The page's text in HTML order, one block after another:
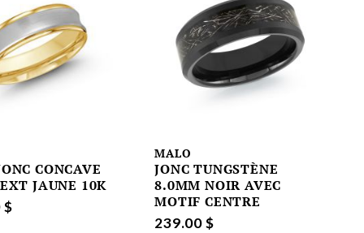
CONCAVE
JAUNE 10K
$
MALO
JONC TUNGSTÈNE
8.0MM NOIR AVEC
MOTIF CENTRE
239.00 $